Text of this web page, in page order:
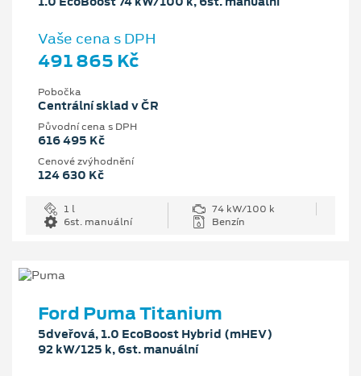
Vaše cena s DPH
491 865 Kč
Pobočka
Centrální sklad v ČR
Původní cena s DPH
616 495 Kč
Cenové zvýhodnění
124 630 Kč
1 l
74 kW/100 k
6st. manuální
Benzín
Ford Puma Titanium
5dveřová, 1.0 EcoBoost Hybrid (mHEV)
92 kW/125 k, 6st. manuální